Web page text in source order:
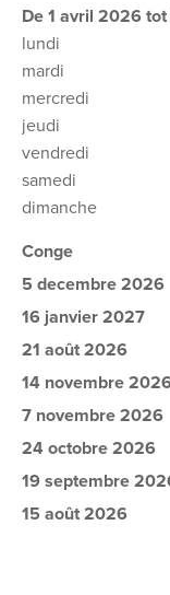
De 1 avril 2026
lundi
mardi
mercredi
jeudi
vendredi
samedi
dimanche
Conge
5 decembre 2026
16 janvier 2027
21 août 2026
14 novembre
7 novembre 2026
24 octobre 2026
19 septembre
15 août 2026